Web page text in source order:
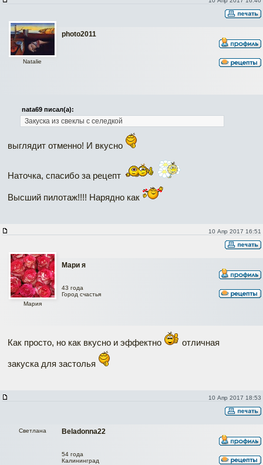
photo2011
Natalie
nata69 писал(а):
Закуска из свеклы с селедкой
выглядит отменно! И вкусно
Наточка, спасибо за рецепт
Высший пилотаж!!!! Нарядно как
10 Апр 2017 16:51
Мари я
Мария
43 года
Город счастья
Как просто, но как вкусно и эффектно отличная
закуска для застолья
10 Апр 2017 18:53
Beladonna22
Светлана
54 года
Калининград